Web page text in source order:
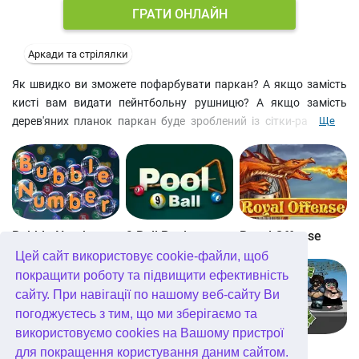
Цей сайт використовує cookie-файли, щоб
покращити роботу та підвищити ефективність
сайту. При навігації по нашому веб-сайту Ви
погоджуєтесь з тим, що ми зберігаємо та
використовуємо cookies на Вашому пристрої
для покращення користування даним сайтом.
ГРАТИ ОНЛАЙН
Аркади та стрілялки
Як швидко ви зможете пофарбувати паркан? А якщо замість
кисті вам видати пейнтбольну рушницю? А якщо замість
дерев'яних планок паркан буде зроблений із сітки-рабиці? А
привиди з сусіднього старовинного особняка так і
намагаються стерти всю вашу роботу? Рівні цієї онлайн ігри
аркади не перестануть вас дивувати! Успіхів!
Ще
Bubble Number 9 Ball Pool Royal Offense
Blockz! Королівство Кітта Go Repo